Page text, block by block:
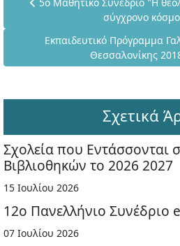
σύγχρονο
Επόμενο άρθρο:
Εκπαιδευτικό Πρόγραμμα
Θεσσαλονίκης
Σχετικά
Σχολεία που Εντάσσονται
Βιβλιοθηκών το 2026 2027
15 Ιουλίου 2026
12ο Πανελλήνιο Συνέδριο
07 Ιουλίου 2026